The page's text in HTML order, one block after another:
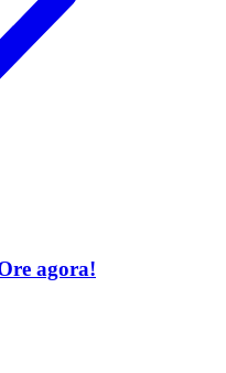
agora!